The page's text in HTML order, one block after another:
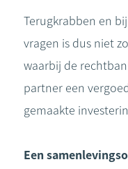
Terugkrabben en
vragen is dus niet
waarbij de
partner een
gemaakte
Een